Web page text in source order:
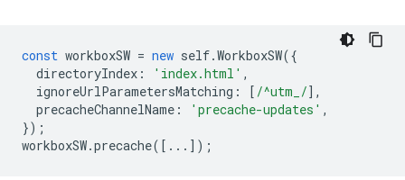
const workboxSW = new self.WorkboxSW({
directoryIndex : 'index.html' ,
ignoreUrlParametersMatching : [ /^utm_/],
precacheChannelName : 'precache-updates' ,
});
workboxSW.precache([...]);